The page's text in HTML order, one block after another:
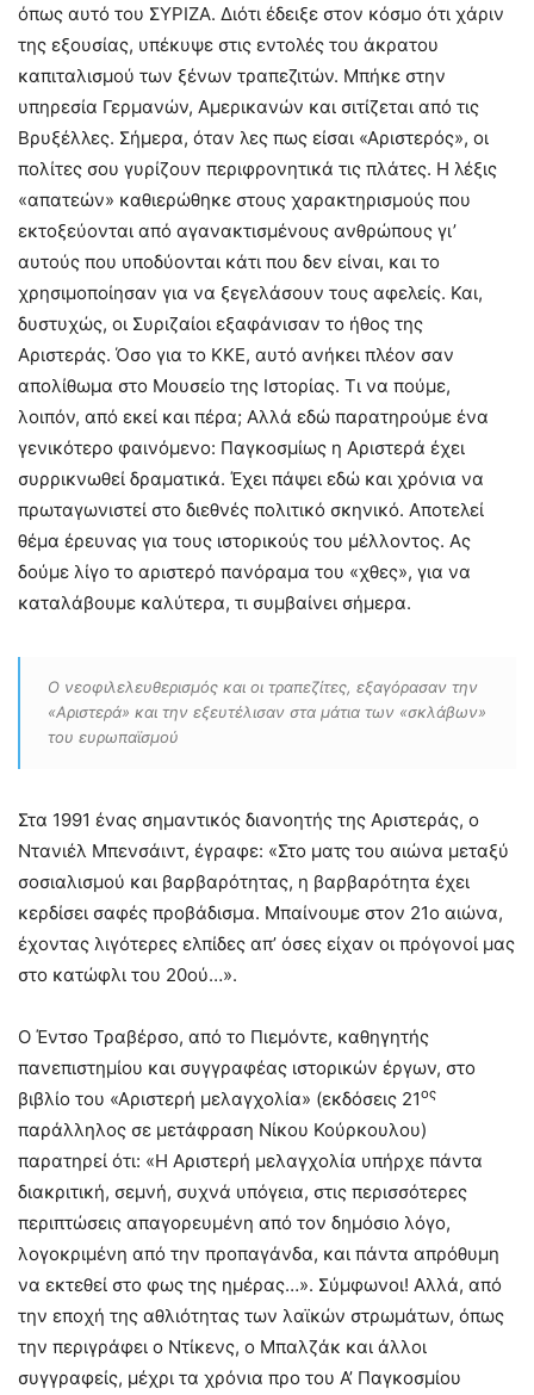
όπως αυτό του ΣΥΡΙΖΑ. Διότι έδειξε στον κόσμο ότι χάριν
της εξουσίας, υπέκυψε στις εντολές του άκρατου
καπιταλισμού των ξένων τραπεζιτών. Μπήκε στην
υπηρεσία Γερμανών, Αμερικανών και σιτίζεται από τις
Βρυξέλλες. Σήμερα, όταν λες πως είσαι «Αριστερός», οι
πολίτες σου γυρίζουν περιφρονητικά τις πλάτες. Η λέξις
«απατεών» καθιερώθηκε στους χαρακτηρισμούς που
εκτοξεύονται από αγανακτισμένους ανθρώπους γι’
αυτούς που υποδύονται κάτι που δεν είναι, και το
χρησιμοποίησαν για να ξεγελάσουν τους αφελείς. Και,
δυστυχώς, οι Συριζαίοι εξαφάνισαν το ήθος της
Αριστεράς. Όσο για το ΚΚΕ, αυτό ανήκει πλέον σαν
απολίθωμα στο Μουσείο της Ιστορίας. Τι να πούμε,
λοιπόν, από εκεί και πέρα; Αλλά εδώ παρατηρούμε ένα
γενικότερο φαινόμενο: Παγκοσμίως η Αριστερά έχει
συρρικνωθεί δραματικά. Έχει πάψει εδώ και χρόνια να
πρωταγωνιστεί στο διεθνές πολιτικό σκηνικό. Αποτελεί
θέμα έρευνας για τους ιστορικούς του μέλλοντος. Ας
δούμε λίγο το αριστερό πανόραμα του «χθες», για να
καταλάβουμε καλύτερα, τι συμβαίνει σήμερα.
Ο νεοφιλελευθερισμός και οι τραπεζίτες, εξαγόρασαν την
«Αριστερά» και την εξευτέλισαν στα μάτια των «σκλάβων»
του ευρωπαϊσμού
Στα 1991 ένας σημαντικός διανοητής της Αριστεράς, ο
Ντανιέλ Μπενσάιντ, έγραφε: «Στο ματς του αιώνα μεταξύ
σοσιαλισμού και βαρβαρότητας, η βαρβαρότητα έχει
κερδίσει σαφές προβάδισμα. Μπαίνουμε στον 21ο αιώνα,
έχοντας λιγότερες ελπίδες απ’ όσες είχαν οι πρόγονοί μας
στο κατώφλι του 20ού…».
Ο Έντσο Τραβέρσο, από το Πιεμόντε, καθηγητής
πανεπιστημίου και συγγραφέας ιστορικών έργων, στο
βιβλίο του «Αριστερή μελαγχολία» (εκδόσεις 21ος
παράλληλος σε μετάφραση Νίκου Κούρκουλου)
παρατηρεί ότι: «Η Αριστερή μελαγχολία υπήρχε πάντα
διακριτική, σεμνή, συχνά υπόγεια, στις περισσότερες
περιπτώσεις απαγορευμένη από τον δημόσιο λόγο,
λογοκριμένη από την προπαγάνδα, και πάντα απρόθυμη
να εκτεθεί στο φως της ημέρας…». Σύμφωνοι! Αλλά, από
την εποχή της αθλιότητας των λαϊκών στρωμάτων, όπως
την περιγράφει ο Ντίκενς, ο Μπαλζάκ και άλλοι
συγγραφείς, μέχρι τα χρόνια προ του Α’ Παγκοσμίου